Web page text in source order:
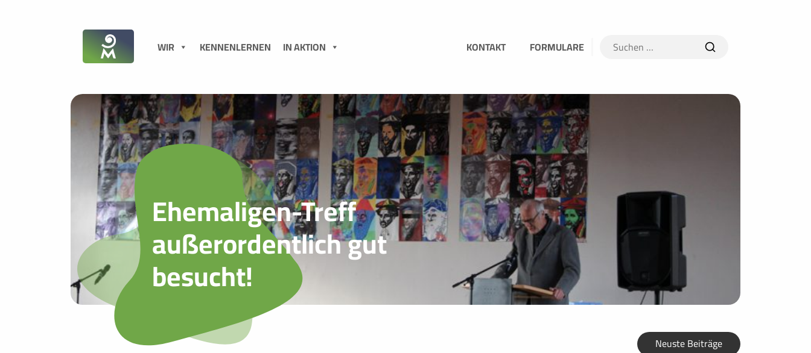
WIR KENNENLERNEN IN AKTION KONTAKT FORMULARE Suchen
nach:
Ehemaligen-Treff
außerordentlich gut
besucht!
Neuste Beiträge